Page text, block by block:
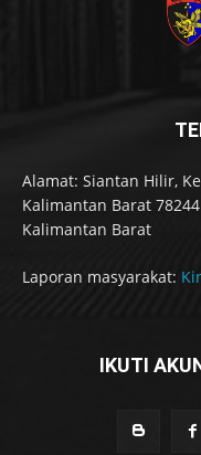
Alamat: Siantan Hilir,
Kalimantan Barat
Kalimantan Barat
Laporan masyarakat:
IKUTI